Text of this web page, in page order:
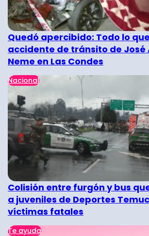
Quedó apercibido: Todo lo
accidente de tránsito de José
Neme en Las Condes
Nacional
Colisión entre furgón y bus
a juveniles de Deportes
víctimas fatales
Te ayuda